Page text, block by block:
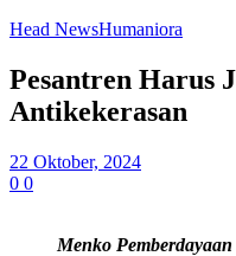
Head NewsHumaniora
Pesantren Harus
Antikekerasan
22 Oktober, 2024
0 0
Menko